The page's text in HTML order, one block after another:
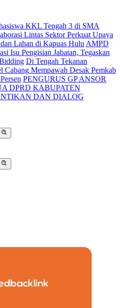
KKL Tengah 3 di SMA
Lintas Sektor Perkuat Upaya
Lahan di Kapuas Hulu AMPD
Isu Pengisian Jabatan, Tegaskan
Di Tengah Tekanan
Mempawah Desak Pemkab
PENGURUS GP ANSOR
DPRD KABUPATEN
DAN DIALOG